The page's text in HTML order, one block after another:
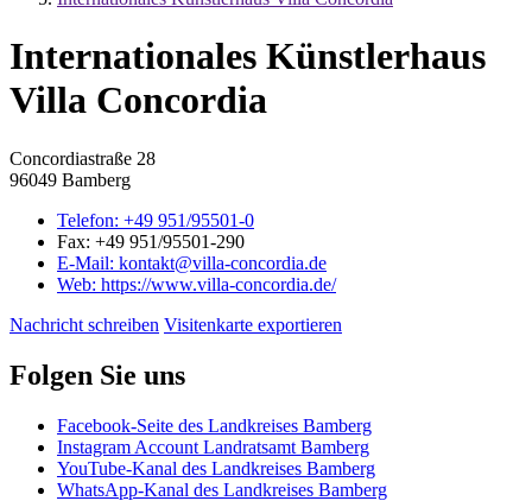
Internationales Künstlerhaus
Villa Concordia
Concordiastraße 28
96049 Bamberg
Telefon: +49 951/95501-0
Fax: +49 951/95501-290
E-Mail: kontakt@villa-concordia.de
Web: https://www.villa-concordia.de/
Nachricht schreiben Visitenkarte exportieren
Folgen Sie uns
Facebook-Seite des Landkreises Bamberg
Instagram Account Landratsamt Bamberg
YouTube-Kanal des Landkreises Bamberg
WhatsApp-Kanal des Landkreises Bamberg